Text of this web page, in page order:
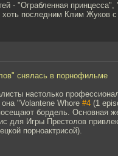
- "Ограбленная
последним Клим Жуков с
снялась в порнофильме
настолько
"Volantene Whore #4 (1
бордель. Основная
для Игры Престолов
порноактрисой).